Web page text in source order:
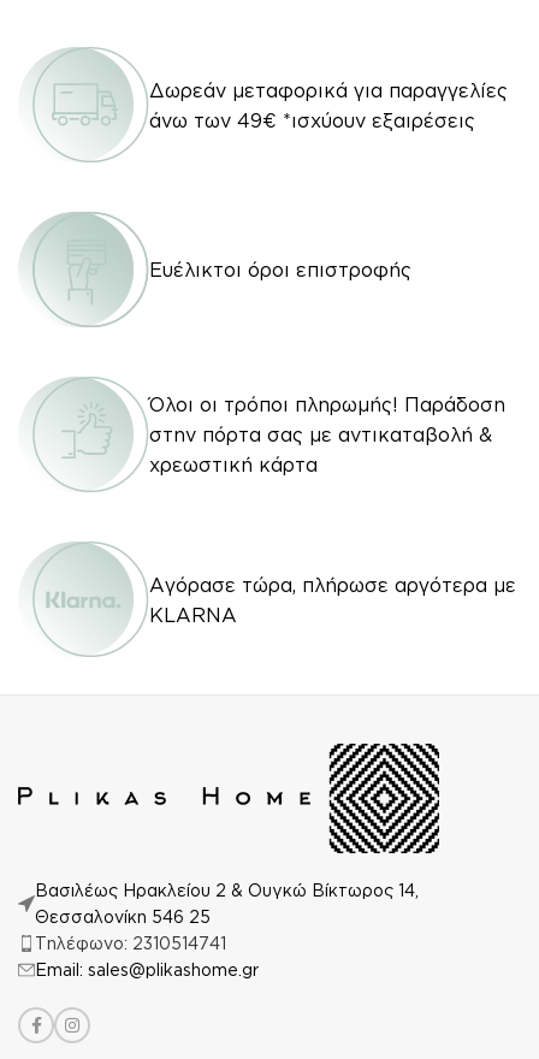
Δωρεάν μεταφορικά για παραγγελίες
άνω των 49€ *ισχύουν εξαιρέσεις
Ευέλικτοι όροι επιστροφής
Όλοι οι τρόποι πληρωμής! Παράδοση
στην πόρτα σας με αντικαταβολή &
χρεωστική κάρτα
Αγόρασε τώρα, πλήρωσε αργότερα με
KLARNA
Βασιλέως Ηρακλείου 2 & Ουγκώ Βίκτωρος 14,
Θεσσαλονίκη 546 25
Τηλέφωνο: 2310514741
Email: sales@plikashome.gr